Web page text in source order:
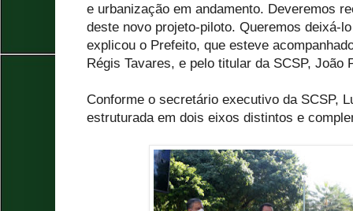
e urbanização em andamento. Deveremos
deste novo projeto-piloto. Queremos deixá-
explicou o Prefeito, que esteve
Régis Tavares, e pelo titular da SCSP, João
Conforme o secretário executivo da SCSP,
estruturada em dois eixos distintos e